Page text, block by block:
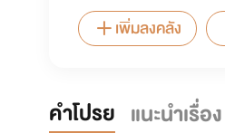
เพิ่มลงคลัง
คำโปรย แนะนำเรื่อง